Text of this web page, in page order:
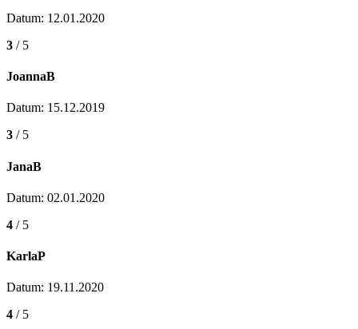
Datum: 12.01.2020
3 / 5
JoannaB
Datum: 15.12.2019
3 / 5
JanaB
Datum: 02.01.2020
4 / 5
KarlaP
Datum: 19.11.2020
4 / 5